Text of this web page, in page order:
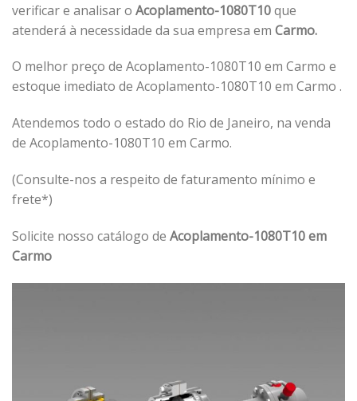
verificar e analisar o Acoplamento-1080T10que
atenderá à necessidade da sua empresa em Carmo.
O melhor preço de Acoplamento-1080T10 em Carmo e
estoque imediato de Acoplamento-1080T10 em Carmo .
Atendemos todo o estado do Rio de Janeiro, na venda
de Acoplamento-1080T10 em Carmo.
(Consulte-nos a respeito de faturamento mínimo e
frete*)
Solicite nosso catálogo de Acoplamento-1080T10 em
Carmo